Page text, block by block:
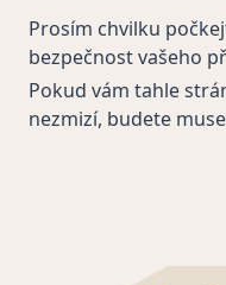
Prosím chvilku
bezpečnost vašeho
Pokud vám tahle
nezmizí, budete